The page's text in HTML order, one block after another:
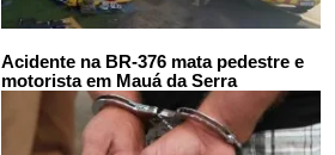
Acidente na BR-376 mata pedestre e
motorista em Mauá da Serra